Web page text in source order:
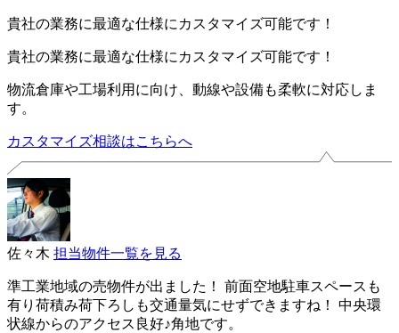
貴社の業務に最適な仕様にカスタマイズ可能です！
貴社の業務に最適な仕様にカスタマイズ可能です！
物流倉庫や工場利用に向け、動線や設備も柔軟に対応しま
す。
カスタマイズ相談はこちらへ
佐々木 担当物件一覧を見る
準工業地域の売物件が出ました！ 前面空地駐車スペースも
有り荷積み荷下ろしも交通量気にせずできますね！ 中央環
状線からのアクセス良好♪角地です。